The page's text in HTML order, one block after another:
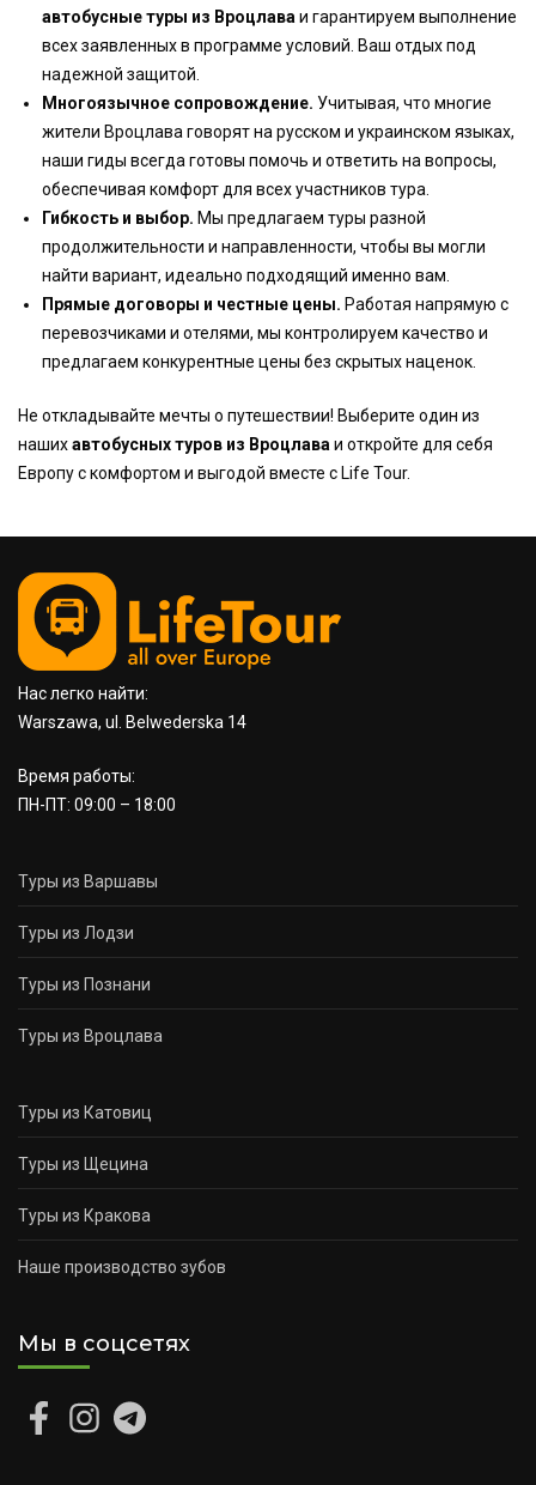
автобусные туры из Вроцлава и гарантируем выполнение
всех заявленных в программе условий. Ваш отдых под
надежной защитой.
Многоязычное сопровождение. Учитывая, что многие
жители Вроцлава говорят на русском и украинском языках,
наши гиды всегда готовы помочь и ответить на вопросы,
обеспечивая комфорт для всех участников тура.
Гибкость и выбор. Мы предлагаем туры разной
продолжительности и направленности, чтобы вы могли
найти вариант, идеально подходящий именно вам.
Прямые договоры и честные цены. Работая напрямую с
перевозчиками и отелями, мы контролируем качество и
предлагаем конкурентные цены без скрытых наценок.
Не откладывайте мечты о путешествии! Выберите один из
нашихавтобусных туров из Вроцлава и откройте для себя
Европу с комфортом и выгодой вместе с Life Tour.
Нас легко найти:
Warszawa, ul. Belwederska 14
Время работы:
ПН-ПТ: 09:00 – 18:00
Туры из Варшавы
Туры из Лодзи
Туры из Познани
Туры из Вроцлава
Туры из Катовиц
Туры из Щецина
Туры из Кракова
Наше производство зубов
Мы в соцсетях